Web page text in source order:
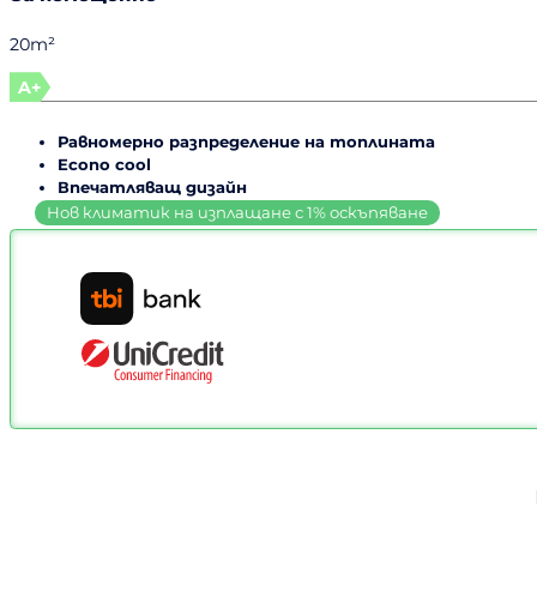
20m²
A+
Равномерно разпределение на топлината
Econo cool
Впечатляващ дизайн